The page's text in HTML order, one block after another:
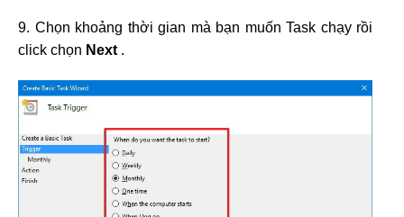
9. Chọn khoảng thời gian mà bạn muốn Task chạy rồi
click chọn Next .